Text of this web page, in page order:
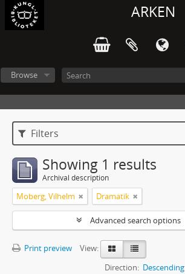
ARKEN
Browse
Filters
Showing 1 results
Archival description
Moberg, Vilhelm Dramatik
Advanced search options
Print preview
View:
Direction: Descending